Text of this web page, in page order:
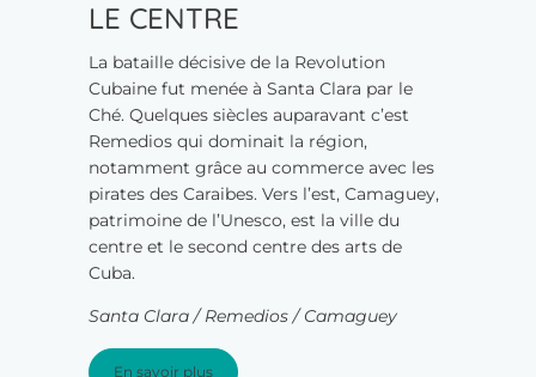
LE CENTRE
La bataille décisive de la Revolution
Cubaine fut menée à Santa Clara par le
Ché. Quelques siècles auparavant c’est
Remedios qui dominait la région,
notamment grâce au commerce avec les
pirates des Caraibes. Vers l’est, Camaguey,
patrimoine de l’Unesco, est la ville du
centre et le second centre des arts de
Cuba.
Santa Clara / Remedios / Camaguey
En savoir plus